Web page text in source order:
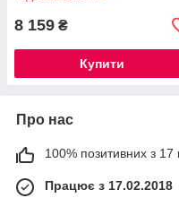
8 159 ₴
Купити
Про нас
100% позитивних з 17
Працює з 17.02.2018